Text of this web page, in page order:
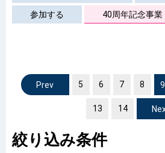
参加する 40周年記念事業
前へ
5 6 7 8 9
13 14
絞り込み条件